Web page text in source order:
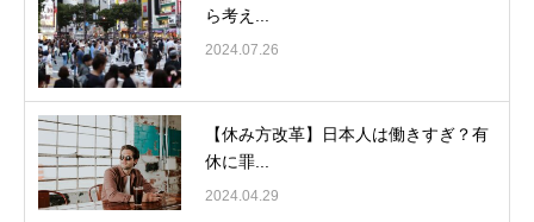
ら考え...
2024.07.26
【休み方改革】日本人は働きすぎ？有
休に罪...
2024.04.29